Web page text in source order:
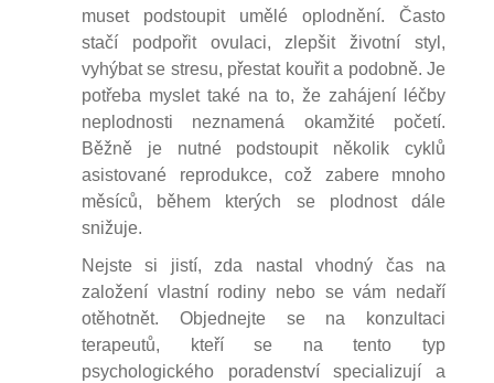
muset podstoupit umělé oplodnění. Často
stačí podpořit ovulaci, zlepšit životní styl,
vyhýbat se stresu, přestat kouřit a podobně. Je
potřeba myslet také na to, že zahájení léčby
neplodnosti neznamená okamžité početí.
Běžně je nutné podstoupit několik cyklů
asistované reprodukce, což zabere mnoho
měsíců, během kterých se plodnost dále
snižuje.
Nejste si jistí, zda nastal vhodný čas na
založení vlastní rodiny nebo se vám nedaří
otěhotnět. Objednejte se na konzultaci
terapeutů, kteří se na tento typ
psychologického poradenství specializují a